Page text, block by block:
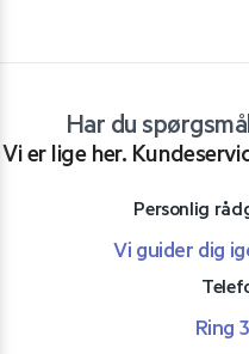
Har du
Vi er lige her.
Personlig
Vi guider dig
Ring